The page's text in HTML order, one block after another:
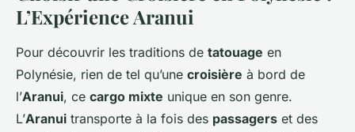
L’Expérience Aranui
Pour découvrir les traditions de tatouage en
Polynésie, rien de tel qu’une croisière à bord de
l’Aranui, ce cargo mixte unique en son genre.
L’Aranui transporte à la fois des passagers et des